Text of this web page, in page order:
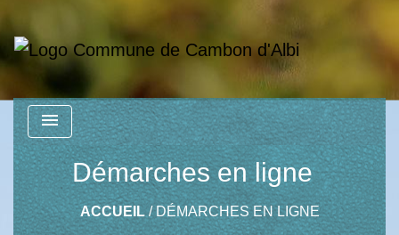
menu
Démarches en ligne
ACCUEIL/DÉMARCHES EN LIGNE